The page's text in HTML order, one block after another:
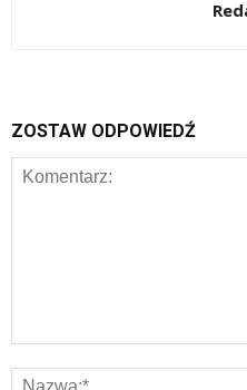
ZOSTAW ODPOWIEDŹ